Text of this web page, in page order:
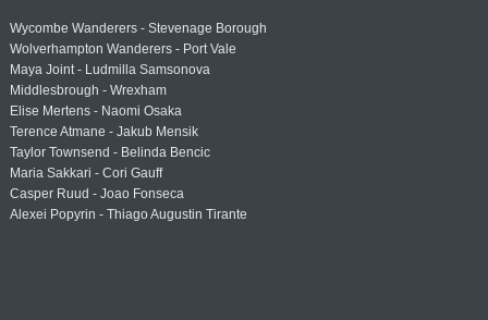
Wycombe Wanderers - Stevenage Borough
Wolverhampton Wanderers - Port Vale
Maya Joint - Ludmilla Samsonova
Middlesbrough - Wrexham
Elise Mertens - Naomi Osaka
Terence Atmane - Jakub Mensik
Taylor Townsend - Belinda Bencic
Maria Sakkari - Cori Gauff
Casper Ruud - Joao Fonseca
Alexei Popyrin - Thiago Augustin Tirante